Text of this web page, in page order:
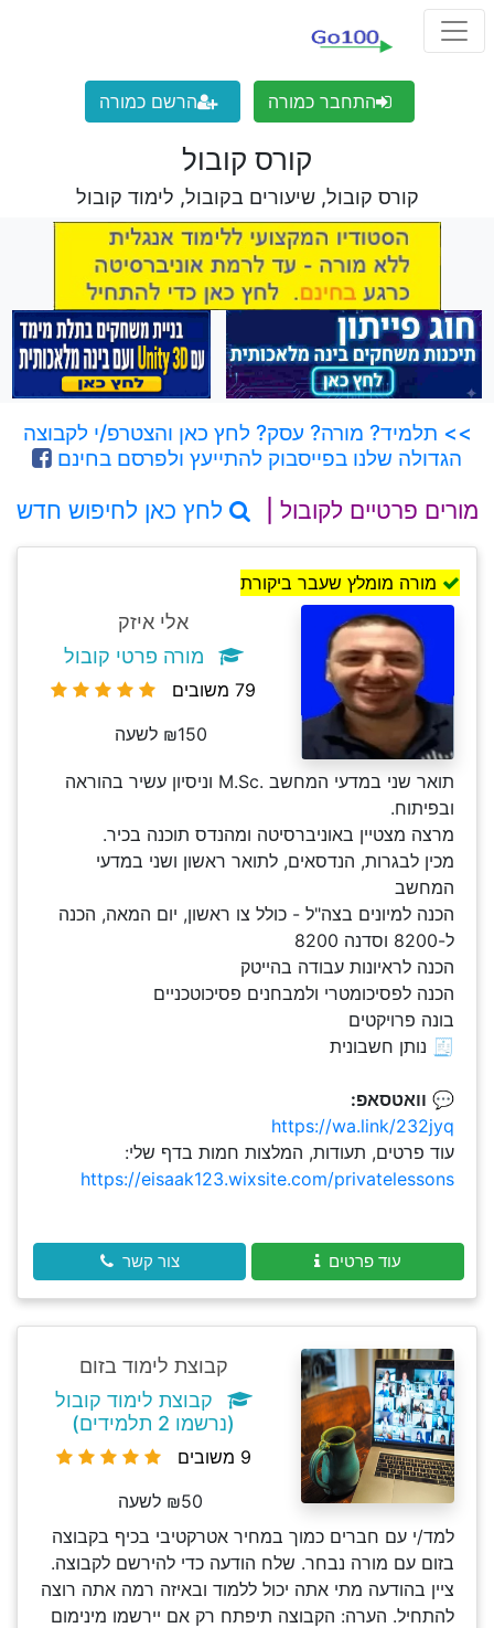
התחבר כמורה הרשם כמורה
קורס קובול
קורס קובול, שיעורים בקובול, לימוד קובול
>> תלמיד? מורה? עסק? לחץ כאן והצטרפ/י לקבוצה
הגדולה שלנו בפייסבוק להתייעץ ולפרסם בחינם
מורים פרטיים לקובול | לחץ כאן לחיפוש חדש
מורה מומלץ שעבר ביקורת
אלי איזק
מורה פרטי קובול
79 משובים
₪150 לשעה
תואר שני במדעי המחשב .M.Sc וניסיון עשיר בהוראה
ובפיתוח.
מרצה מצטיין באוניברסיטה ומהנדס תוכנה בכיר.
מכין לבגרות, הנדסאים, לתואר ראשון ושני במדעי
המחשב
הכנה למיונים בצה"ל - כולל צו ראשון, יום המאה, הכנה
ל-8200 וסדנה 8200
הכנה לראיונות עבודה בהייטק
הכנה לפסיכומטרי ולמבחנים פסיכוטכניים
בונה פרויקטים
🧾 נותן חשבונית
💬 וואטסאפ:
https://wa.link/232jyq
עוד פרטים, תעודות, המלצות חמות בדף שלי:
https://eisaak123.wixsite.com/privatelessons
עוד פרטים צור קשר
קבוצת לימוד בזום
קבוצת לימוד קובול
(נרשמו 2 תלמידים)
9 משובים
₪50 לשעה
למד/י עם חברים כמוך במחיר אטרקטיבי בכיף בקבוצה
בזום עם מורה נבחר. שלח הודעה כדי להירשם לקבוצה.
ציין בהודעה מתי אתה יכול ללמוד ובאיזה רמה אתה רוצה
להתחיל. הערה: הקבוצה תיפתח רק אם יירשמו מינימום